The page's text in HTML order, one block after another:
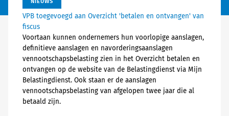
VPB toegevoegd aan Overzicht 'betalen en ontvangen' van
fiscus
Voortaan kunnen ondernemers hun voorlopige aanslagen,
definitieve aanslagen en navorderingsaanslagen
vennootschapsbelasting zien in het Overzicht betalen en
ontvangen op de website van de Belastingdienst via Mijn
Belastingdienst. Ook staan er de aanslagen
vennootschapsbelasting van afgelopen twee jaar die al
betaald zijn.